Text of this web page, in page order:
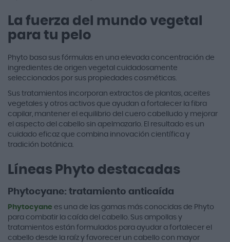
La fuerza del mundo vegetal
para tu pelo
Phyto basa sus fórmulas en una elevada concentración de
ingredientes de origen vegetal cuidadosamente
seleccionados por sus propiedades cosméticas.
Sus tratamientos incorporan extractos de plantas, aceites
vegetales y otros activos que ayudan a fortalecer la fibra
capilar, mantener el equilibrio del cuero cabelludo y mejorar
el aspecto del cabello sin apelmazarlo. El resultado es un
cuidado eficaz que combina innovación científica y
tradición botánica.
Líneas Phyto destacadas
Phytocyane: tratamiento anticaída
Phytocyane es una de las gamas más conocidas de Phyto
para combatir la caída del cabello. Sus ampollas y
tratamientos están formulados para ayudar a fortalecer el
cabello desde la raíz y favorecer un cabello con mayor